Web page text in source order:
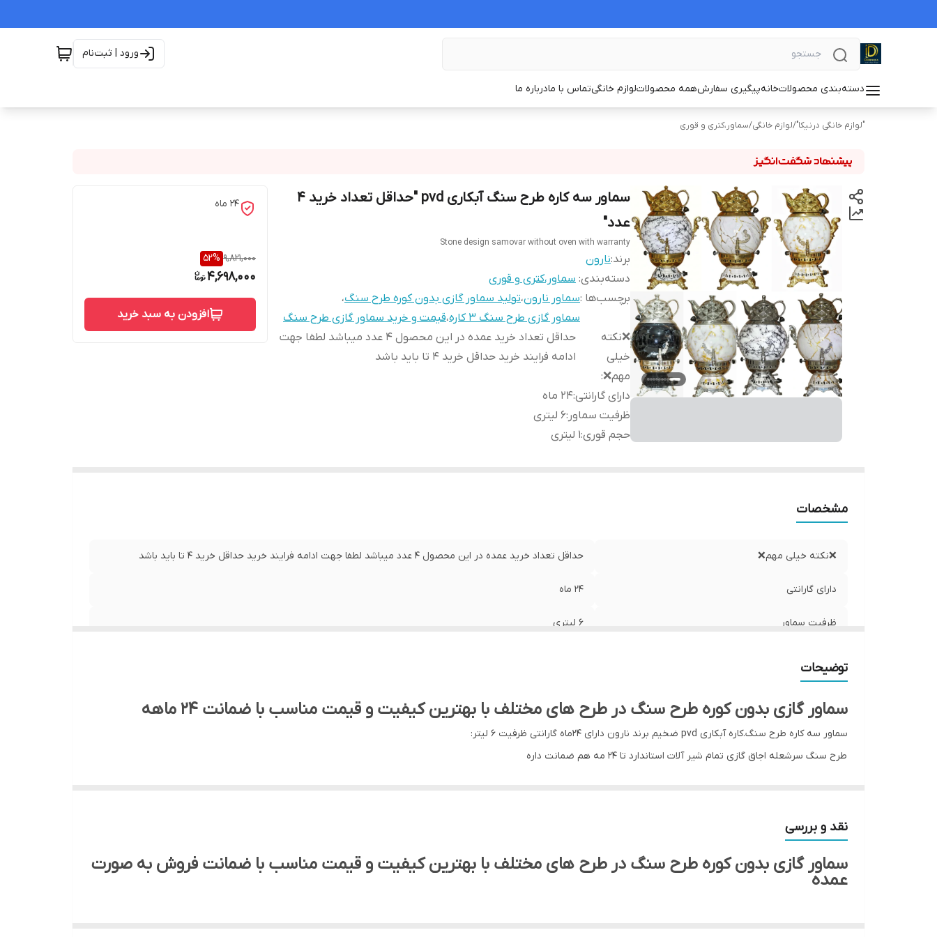
ورود | ثبت‌نام
دسته‌بندی محصولاتخانهپیگیری سفارشهمه محصولاتلوازم خانگیتماس با مادرباره ما
"لوازم خانگی درنیکا"/لوازم خانگی/سماور،کتری و قوری
سماور سه کاره طرح سنگ آبکاری pvd "حداقل تعداد خرید ۴
عدد"
Stone design samovar without oven with warranty
برند:نارون
دسته‌بندی: سماور،کتری و قوری
برچسب‌ها :سماور نارون،تولید سماور گازی بدون کوره طرح سنگ،
سماور گازی طرح سنگ ۳ کاره
،قیمت و خرید سماور گازی طرح سنگ
❌نکته
خیلی
مهم❌:
حداقل تعداد خرید عمده در این محصول ۴ عدد میباشد لطفا جهت
ادامه فرایند خرید حداقل خرید ۴ تا باید باشد
دارای گارانتی:۲۴ ماه
ظرفیت سماور :۶ لیتری
حجم قوری:۱ لیتری
۲۴ ماه
9,821,000
52%
4,698,000
افزودن به سبد خرید
مشخصات
❌نکته خیلی مهم❌ حداقل تعداد خرید عمده در این محصول ۴ عدد میباشد لطفا جهت ادامه فرایند خرید حداقل خرید ۴ تا باید باشد
دارای گارانتی ۲۴ ماه
ظرفیت سماور ۶ لیتری
توضیحات
سماور گازی بدون کوره طرح سنگ در طرح های مختلف با بهترین کیفیت و قیمت مناسب با ضمانت ۲۴ ماهه
سماور سه کاره طرح سنگ.کاره آبکاری pvd ضخیم برند نارون دارای ۲۴ماه گارانتی ظرفیت 6 لیتر:
طرح سنگ سرشعله اجاق گازی تمام شیر آلات استاندارد تا ۲۴ مه هم ضمانت داره
در طرحهای متنوع
کارتن مادر ۴ تایی هست
ارسال به تمام نقاط کشور با باربری و تیپاکس
نقد و بررسی
سماور گازی بدون کوره طرح سنگ در طرح های مختلف با بهترین کیفیت و قیمت مناسب با ضمانت فروش به صورت
عمده